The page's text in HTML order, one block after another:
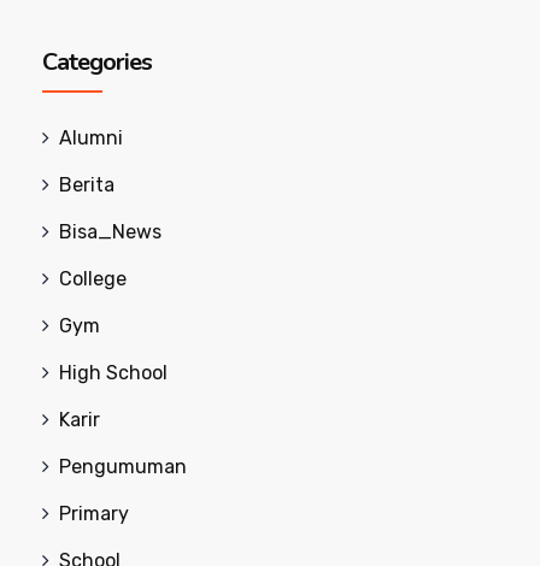
Categories
Alumni
Berita
Bisa_News
College
Gym
High School
Karir
Pengumuman
Primary
School